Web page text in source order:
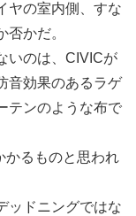
ヤの室内側、すな
かだ。
いのは、CIVICが
音効果のあるラゲ
テンのような布で
かるものと思われ
ッドニングではな